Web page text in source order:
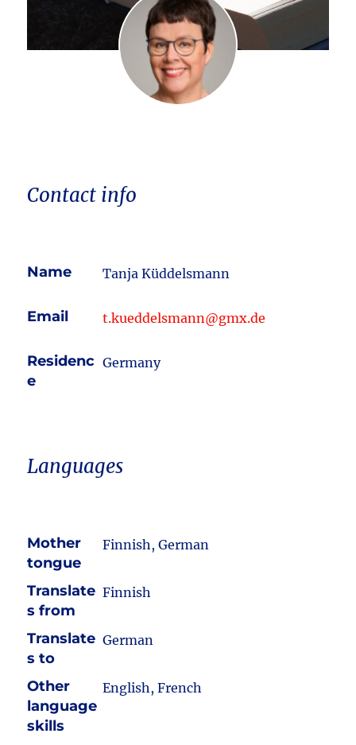
Contact info
Name Tanja Küddelsmann
Email t.kueddelsmann@gmx.de
Residenc
e
Germany
Languages
Mother
tongue
Finnish, German
Translate
s from
Finnish
Translate
s to
German
Other
language
skills
English, French